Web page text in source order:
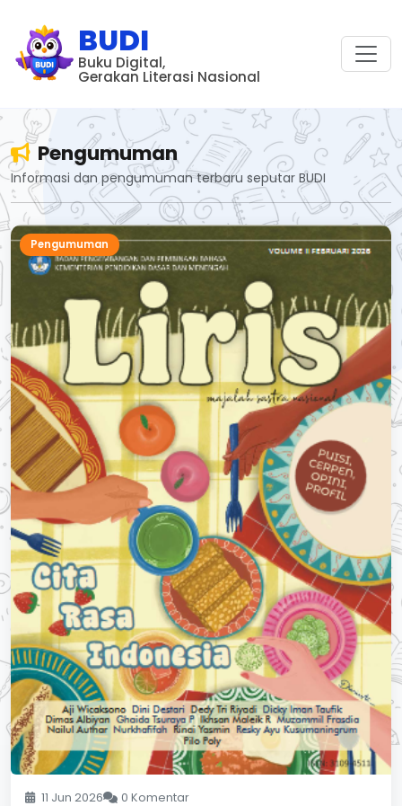
BUDI
Buku Digital,
Gerakan Literasi Nasional
Pengumuman
Informasi dan pengumuman terbaru seputar BUDI
Pengumuman
11 Jun 2026 0 Komentar